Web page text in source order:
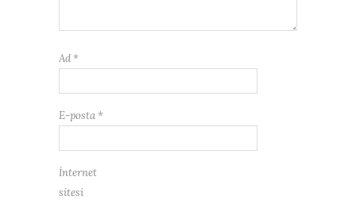
Ad *
E-posta *
İnternet
sitesi